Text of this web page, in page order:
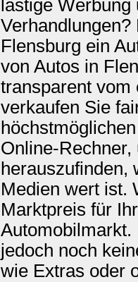
lästige
Flensburg ein
von Autos in
transparent vom
verkaufen Sie
Online-
herauszufinden,
Medien wert ist.
Marktpreis für
jedoch noch
wie Extras oder